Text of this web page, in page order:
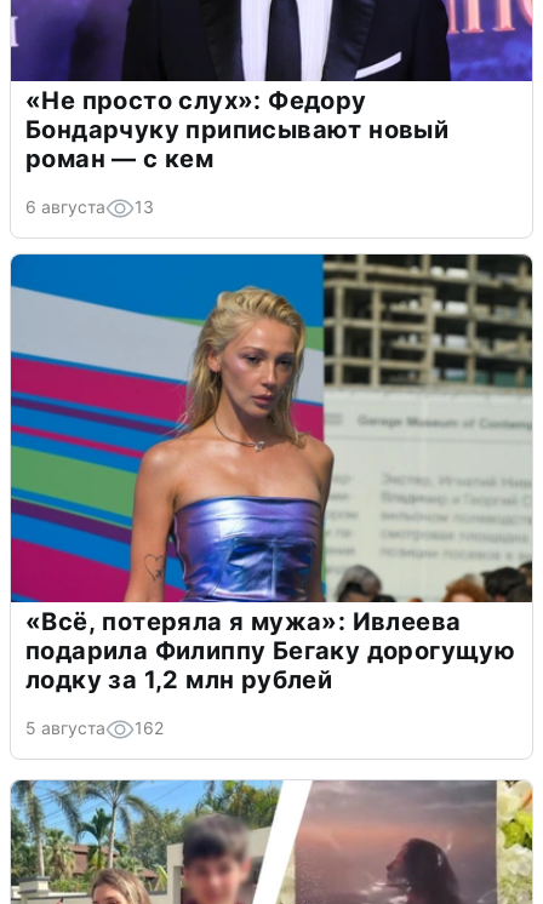
«Не просто слух»: Федору
Бондарчуку приписывают новый
роман — с кем
6 августа 13
«Всё, потеряла я мужа»: Ивлеева
подарила Филиппу Бегаку дорогущую
лодку за 1,2 млн рублей
5 августа 162